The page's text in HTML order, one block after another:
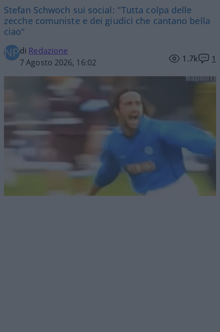
Stefan Schwoch sui social: "Tutta colpa delle
zecche comuniste e dei giudici che cantano bella
ciao"
di Redazione
7 Agosto 2026, 16:02
1.7k 1